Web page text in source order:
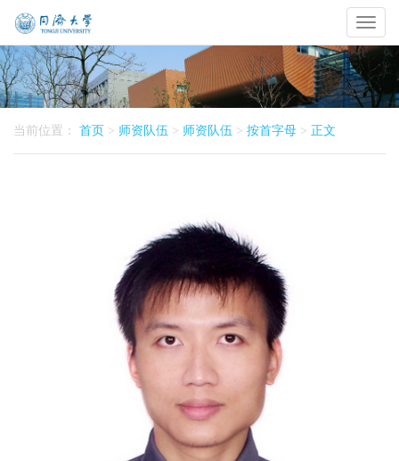
Toggle
当前位置： 首页 > 师资队伍 > 师资队伍 > 按首字母 > 正文